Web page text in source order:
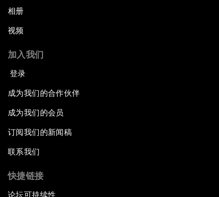
相册
视频
加入我们
登录
成为我们的合作伙伴
成为我们的会员
订阅我们的新闻稿
联系我们
快捷链接
论坛可持续性